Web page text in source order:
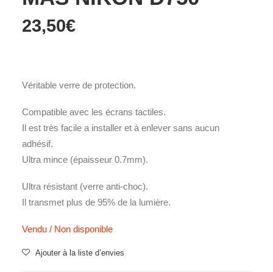
23,50€
Véritable verre de protection.
Compatible avec les écrans tactiles.
Il est très facile a installer et à enlever sans aucun
adhésif.
Ultra mince (épaisseur 0.7mm).
Ultra résistant (verre anti-choc).
Il transmet plus de 95% de la lumière.
Vendu / Non disponible
Ajouter à la liste d’envies